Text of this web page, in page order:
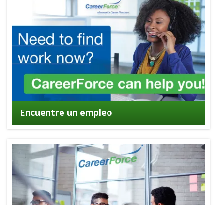
Encuentre un empleo